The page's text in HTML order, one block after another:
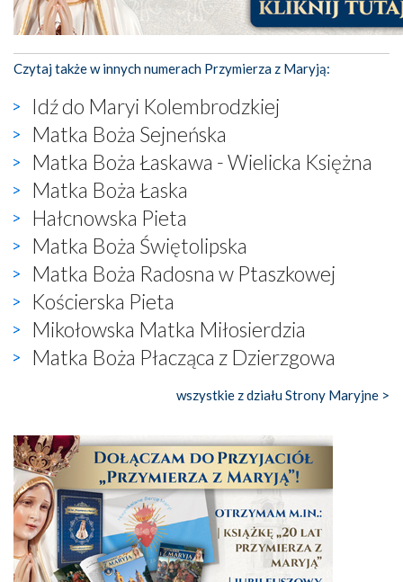
Czytaj także w innych numerach Przymierza z Maryją:
Idź do Maryi Kolembrodzkiej
Matka Boża Sejneńska
Matka Boża Łaskawa - Wielicka Księżna
Matka Boża Łaska
Hałcnowska Pieta
Matka Boża Świętolipska
Matka Boża Radosna w Ptaszkowej
Kościerska Pieta
Mikołowska Matka Miłosierdzia
Matka Boża Płacząca z Dzierzgowa
wszystkie z działu Strony Maryjne >